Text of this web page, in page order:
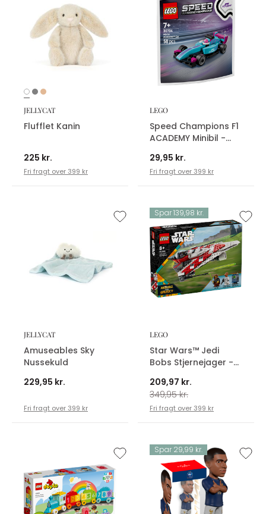
JELLYCAT
Flufflet Kanin
225 kr.
Fri fragt over 399 kr
LEGO
Speed Champions F1
ACADEMY Minibil -
29,95 kr.
Fri fragt over 399 kr
JELLYCAT
Amuseables Sky
Nussekuld
229,95 kr.
Fri fragt over 399 kr
Spar 139,98 kr.
LEGO
Star Wars™ Jedi
Bobs Stjernejager -
209,97 kr.
349,95 kr.
Fri fragt over 399 kr
Spar 29,99 kr.